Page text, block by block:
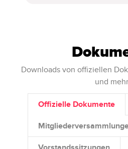
Downloads von offiziellen
und
Offizielle Dokumente